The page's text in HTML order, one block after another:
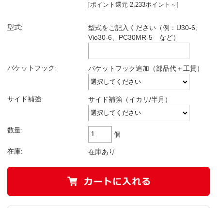
[ポイント還元 2,233ポイント～]
型式:
型式をご記入ください（例：U30-6、
Vio30-6、PC30MR-5 など）
バケットフック: バケットフック追加（部品代＋工賃）
サイド補強: サイド補強（イカリ/半月）
数量:
個
在庫: 在庫あり